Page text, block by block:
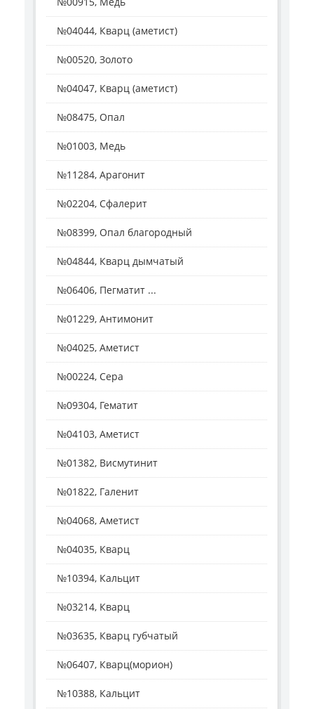
№04044, Кварц (аметист)
№00520, Золото
№04047, Кварц (аметист)
№08475, Опал
№01003, Медь
№11284, Арагонит
№02204, Сфалерит
№08399, Опал благородный
№04844, Кварц дымчатый
№06406, Пегматит ...
№01229, Антимонит
№04025, Аметист
№00224, Сера
№09304, Гематит
№04103, Аметист
№01382, Висмутинит
№01822, Галенит
№04068, Аметист
№04035, Кварц
№10394, Кальцит
№03214, Кварц
№03635, Кварц губчатый
№06407, Кварц(морион)
№10388, Кальцит